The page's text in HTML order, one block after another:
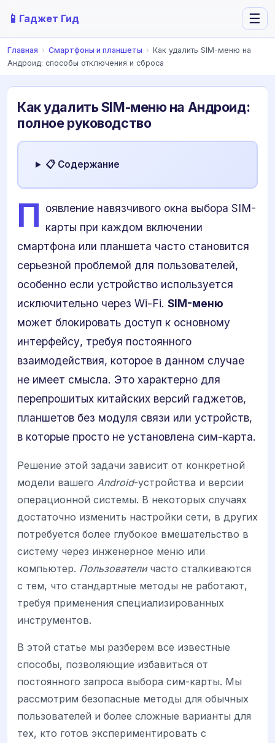
📱 Гаджет Гид ☰
Главная › Смартфоны и планшеты › Как удалить SIM-меню на
Андроид: способы отключения и сброса
Как удалить SIM-меню на Андроид:
полное руководство
📋 Содержание
П оявление навязчивого окна выбора SIM-
карты при каждом включении
смартфона или планшета часто становится
серьезной проблемой для пользователей,
особенно если устройство используется
исключительно через Wi-Fi. SIM-меню
может блокировать доступ к основному
интерфейсу, требуя постоянного
взаимодействия, которое в данном случае
не имеет смысла. Это характерно для
перепрошитых китайских версий гаджетов,
планшетов без модуля связи или устройств,
в которые просто не установлена сим-карта.
Решение этой задачи зависит от конкретной
модели вашего Android-устройства и версии
операционной системы. В некоторых случаях
достаточно изменить настройки сети, в других
потребуется более глубокое вмешательство в
систему через инженерное меню или
компьютер. Пользователичасто сталкиваются
с тем, что стандартные методы не работают,
требуя применения специализированных
инструментов.
В этой статье мы разберем все известные
способы, позволяющие избавиться от
постоянного запроса выбора сим-карты. Мы
рассмотрим безопасные методы для обычных
пользователей и более сложные варианты для
тех, кто готов экспериментировать с